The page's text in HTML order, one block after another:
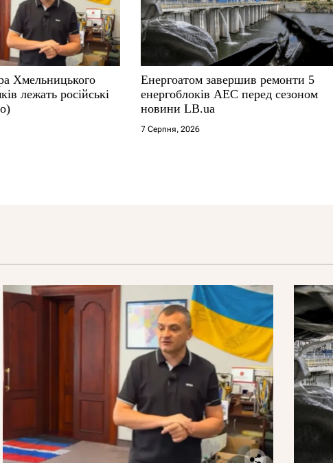
Хмельницького
лежать російські
Енергоатом завершив ремонти 5
енергоблоків АЕС перед сезоном
новини LB.ua
7 Серпня, 2026